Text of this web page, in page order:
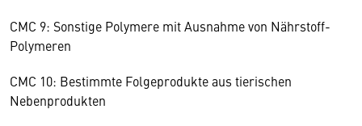
CMC 9: Sonstige Polymere mit Ausnahme von Nährstoff-
Polymeren
CMC 10: Bestimmte Folgeprodukte aus tierischen
Nebenprodukten